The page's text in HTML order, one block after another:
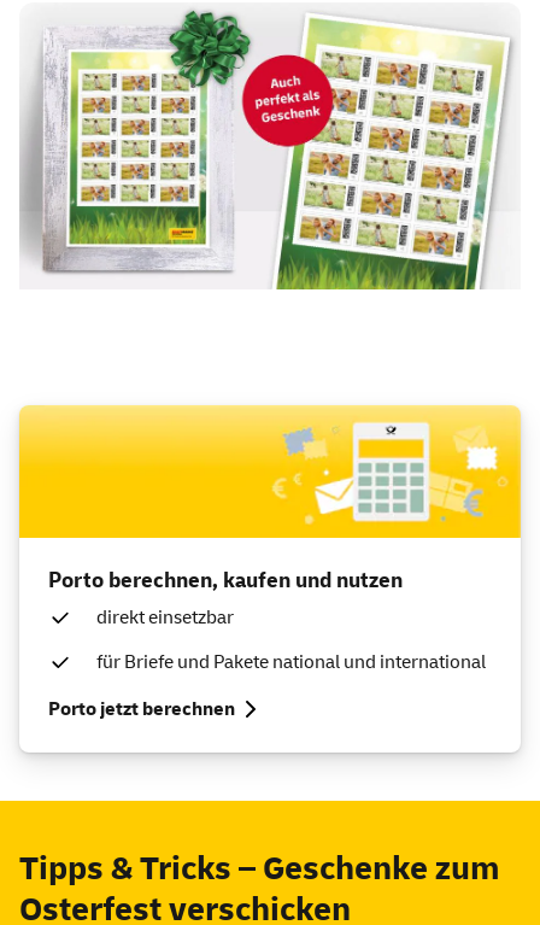
Porto berechnen, kaufen und
Porto berechnen, kaufen und nutzen
direkt einsetzbar
für Briefe und Pakete national und international
Porto jetzt berechnen
Tipps & Tricks – Geschenke zum
Osterfest verschicken